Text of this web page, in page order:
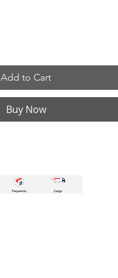
Add to Cart
Buy Now